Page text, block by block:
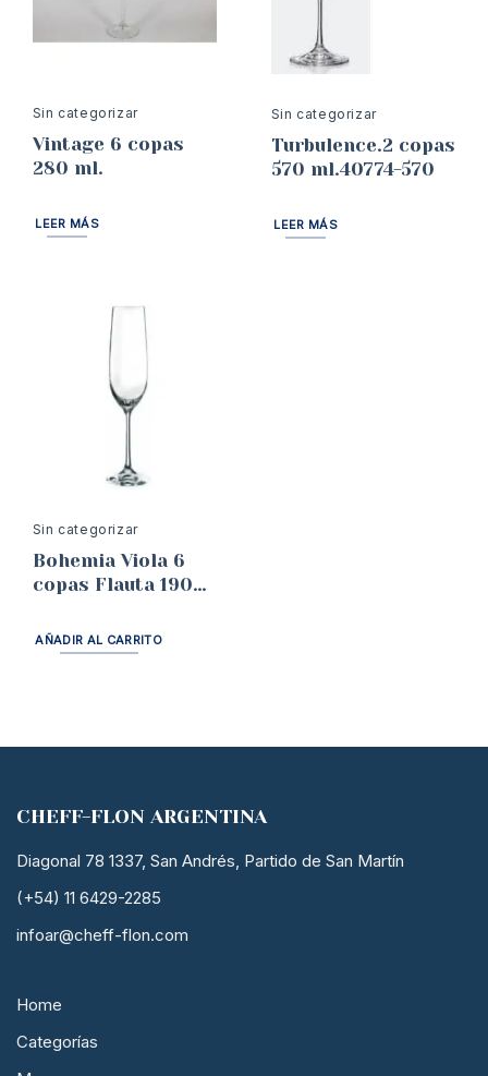
Sin categorizar
Vintage 6 copas
280 ml.
LEER MÁS
Sin categorizar
Turbulence.2 copas
570 ml.40774-570
LEER MÁS
Sin categorizar
Bohemia Viola 6
copas Flauta 190
AÑADIR AL CARRITO
CHEFF-FLON ARGENTINA
Diagonal 78 1337, San Andrés, Partido de San Martín
(+54) 11 6429-2285
infoar@cheff-flon.com
Home
Categorías